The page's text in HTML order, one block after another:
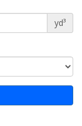
yd³